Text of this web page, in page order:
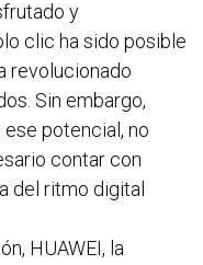
y
clic ha sido posible
revolucionado
Sin embargo,
potencial, no
contar con
del ritmo digital
HUAWEI, la